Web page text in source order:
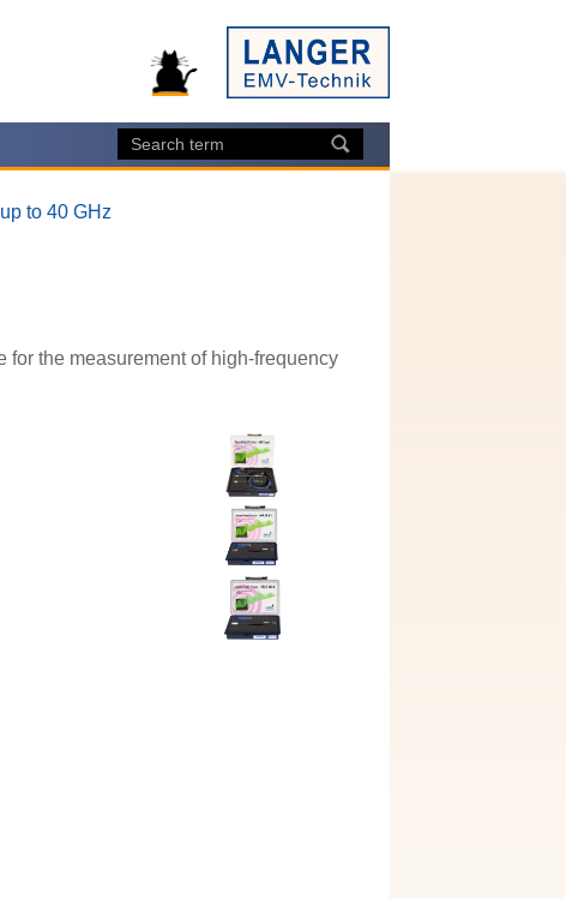
to 40 GHz
the measurement of high-frequency